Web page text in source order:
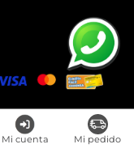
Mi cuenta Mi pedido
S.A.S., 2023